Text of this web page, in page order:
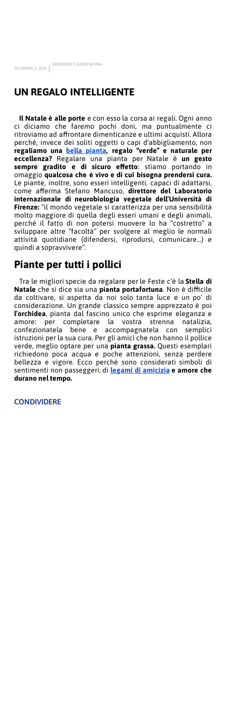
DICEMBRE 9, 2019
BENESSERE E IGIENE INTIMA
UN REGALO INTELLIGENTE
Il Natale è alle porte e con esso la corsa ai regali. Ogni anno
ci diciamo che faremo pochi doni, ma puntualmente ci
ritroviamo ad affrontare dimenticanze e ultimi acquisti. Allora
perché, invece dei soliti oggetti o capi d’abbigliamento, non
regaliamo unabella pianta, regalo “verde” e naturale per
eccellenza? Regalare una pianta per Natale èun gesto
sempre gradito e di sicuro effetto: stiamo portando in
omaggioqualcosa che è vivo e di cui bisogna prendersi cura.
Le piante, inoltre, sono esseri intelligenti, capaci di adattarsi,
come afferma Stefano Mancuso, direttore del Laboratorio
internazionale di neurobiologia vegetale dell’Università di
Firenze: “il mondo vegetale si caratterizza per una sensibilità
molto maggiore di quella degli esseri umani e degli animali,
perché il fatto di non potersi muovere lo ha “costretto” a
sviluppare altre “facoltà” per svolgere al meglio le normali
attività quotidiane (difendersi, riprodursi, comunicare…) e
quindi a sopravvivere”.
Piante per tutti i pollici
Tra le migliori specie da regalare per le Feste c’è laStella di
Natale che si dice sia una pianta portafortuna. Non è difficile
da coltivare, si aspetta da noi solo tanta luce e un po’ di
considerazione. Un grande classico sempre apprezzato è poi
l’orchidea, pianta dal fascino unico che esprime eleganza e
amore: per completare la vostra strenna natalizia,
confezionatela bene e accompagnatela con semplici
istruzioni per la sua cura. Per gli amici che non hanno il pollice
verde, meglio optare per una pianta grassa.Questi esemplari
richiedono poca acqua e poche attenzioni, senza perdere
bellezza e vigore. Ecco perché sono considerati simboli di
sentimenti non passeggeri, dilegami di amicizia e amore che
durano nel tempo.
CONDIVIDERE